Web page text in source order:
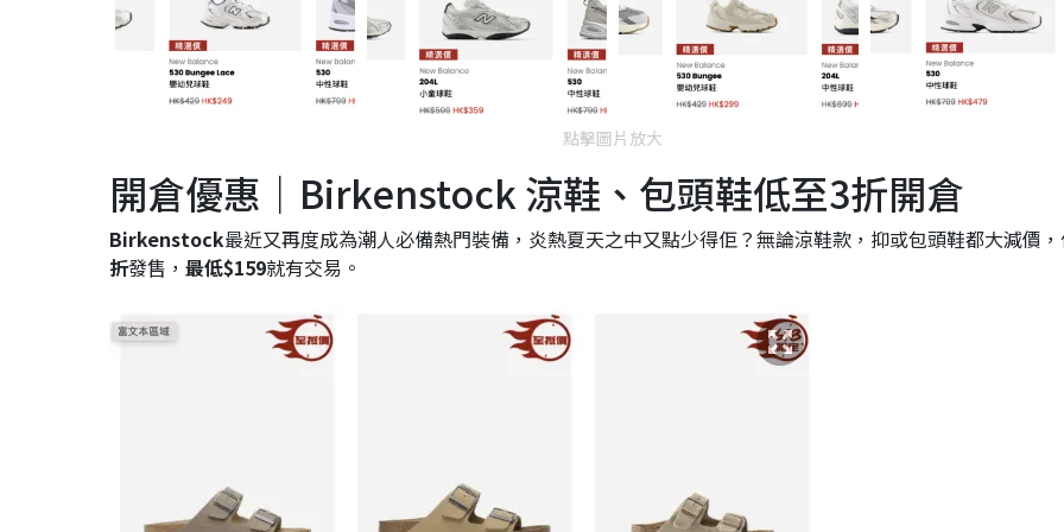
點擊圖片放大
開倉優惠｜Birkenstock 涼鞋、包頭鞋低至3折開倉
Birkenstock最近又再度成為潮人必備熱門裝備，炎熱夏天之中又點少得佢？無論涼鞋款，抑或包頭鞋都大減價
折發售， 最低$159就有交易。